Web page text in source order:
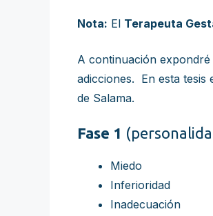
Nota: El Terapeuta
A continuación
adicciones. En esta tesis
de Salama.
Fase 1
Miedo
Inferioridad
Inadecuación